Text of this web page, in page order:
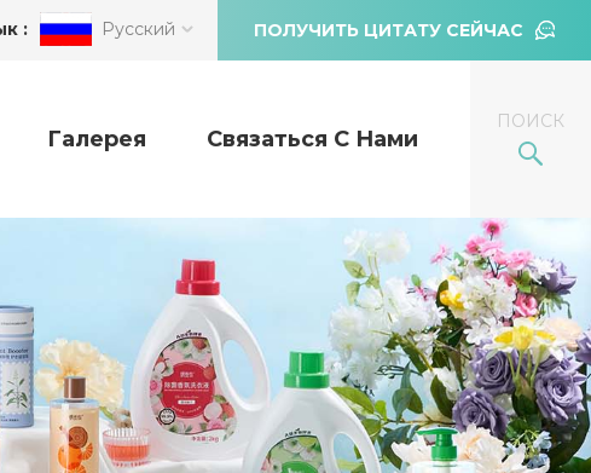
ПОЛУЧИТЬ ЦИТАТУ СЕЙЧАС
: Русский
ПОИСК
Галерея Связаться С Нами